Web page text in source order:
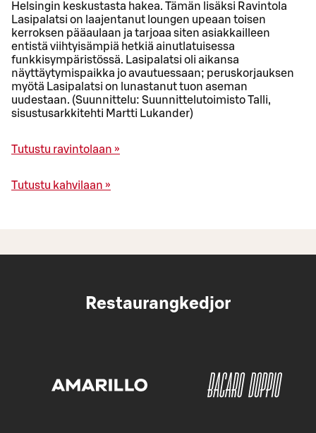
Helsingin keskustasta hakea. Tämän lisäksi Ravintola
Lasipalatsi on laajentanut loungen upeaan toisen
kerroksen pääaulaan ja tarjoaa siten asiakkailleen
entistä viihtyisämpiä hetkiä ainutlatuisessa
funkkisympäristössä. Lasipalatsi oli aikansa
näyttäytymispaikka jo avautuessaan; peruskorjauksen
myötä Lasipalatsi on lunastanut tuon aseman
uudestaan. (Suunnittelu: Suunnittelutoimisto Talli,
sisustusarkkitehti Martti Lukander)
Tutustu ravintolaan »
Tutustu kahvilaan »
Restaurangkedjor